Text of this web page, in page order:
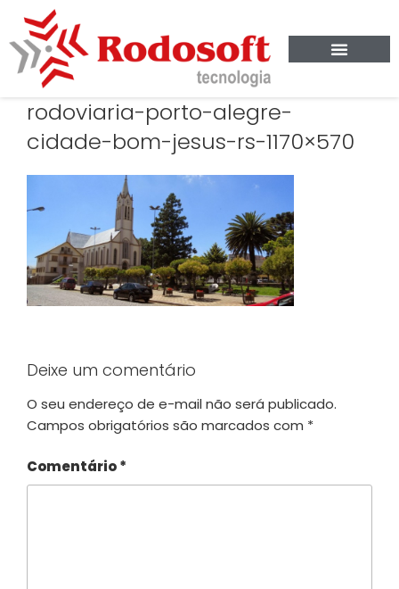
rodoviaria-porto-alegre-
cidade-bom-jesus-rs-1170×570
Deixe um comentário
O seu endereço de e-mail não será publicado.
Campos obrigatórios são marcados com *
Comentário*